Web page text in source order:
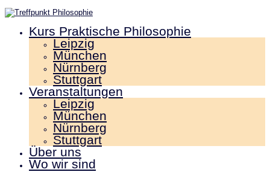
Kurs Praktische Philosophie
Leipzig
München
Nürnberg
Stuttgart
Veranstaltungen
Leipzig
München
Nürnberg
Stuttgart
Über uns
Wo wir sind